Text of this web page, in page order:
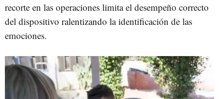
recorte en las operaciones limita el desempeño correcto
del dispositivo ralentizando la identificación de las
emociones.